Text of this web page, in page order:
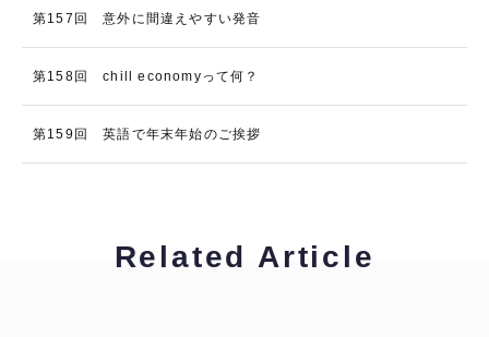
第157回 意外に間違えやすい発音
第158回 chill economyって何？
第159回 英語で年末年始のご挨拶
Related Article